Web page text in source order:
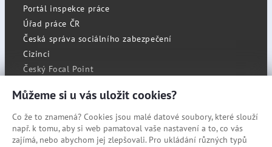
Portál inspekce práce
Úřad práce ČR
Česká správa sociálního zabezpečení
Cizinci
Český Focal Point
RSS
Cookies
Můžeme si u vás uložit cookies?
Co že to znamená? Cookies jsou malé datové soubory, které slouží
např. k tomu, aby si web pamatoval vaše nastavení a to, co vás
zajímá, nebo abychom jej zlepšovali. Pro ukládání různých typů